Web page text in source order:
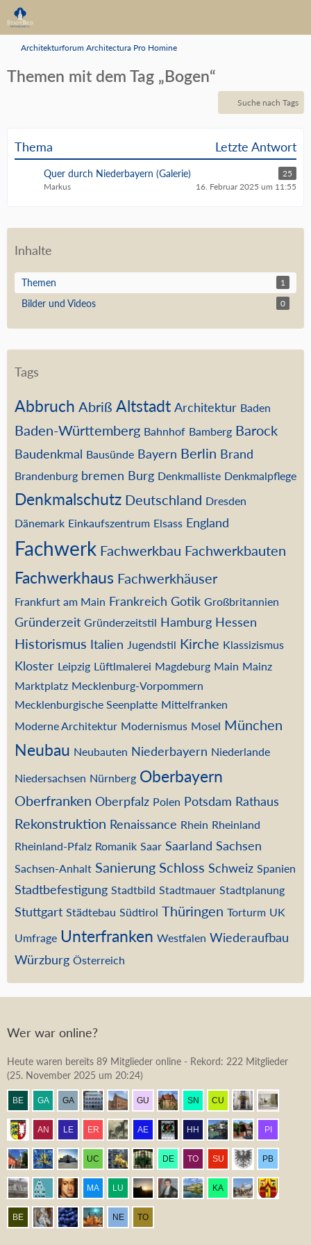
Architekturforum Architectura Pro Homine
Themen mit dem Tag „Bogen“
Suche nach Tags
Thema Letzte Antwort
Quer durch Niederbayern (Galerie)
25
Markus
16. Februar 2025 um 11:55
Inhalte
Themen 1
Bilder und Videos 0
Tags
Abbruch Abriß Altstadt Architektur Baden
Baden-Württemberg Bahnhof Bamberg Barock
Baudenkmal Bausünde Bayern Berlin Brand
Brandenburg bremen Burg Denkmalliste Denkmalpflege
Denkmalschutz Deutschland Dresden
Dänemark Einkaufszentrum Elsass England
Fachwerk Fachwerkbau Fachwerkbauten
Fachwerkhaus Fachwerkhäuser
Frankfurt am Main Frankreich Gotik Großbritannien
Gründerzeit Gründerzeitstil Hamburg Hessen
Historismus Italien Jugendstil Kirche Klassizismus
Kloster Leipzig Lüftlmalerei Magdeburg Main Mainz
Marktplatz Mecklenburg-Vorpommern
Mecklenburgische Seenplatte Mittelfranken
Moderne Architektur Modernismus Mosel München
Neubau Neubauten Niederbayern Niederlande
Niedersachsen Nürnberg Oberbayern
Oberfranken Oberpfalz Polen Potsdam Rathaus
Rekonstruktion Renaissance Rhein Rheinland
Rheinland-Pfalz Romanik Saar Saarland Sachsen
Sachsen-Anhalt Sanierung Schloss Schweiz Spanien
Stadtbefestigung Stadtbild Stadtmauer Stadtplanung
Stuttgart Städtebau Südtirol Thüringen Torturm UK
Umfrage Unterfranken Westfalen Wiederaufbau
Würzburg Österreich
Wer war online?
Heute waren bereits 89 Mitglieder online - Rekord: 222 Mitglieder
(25. November 2025 um 20:24)